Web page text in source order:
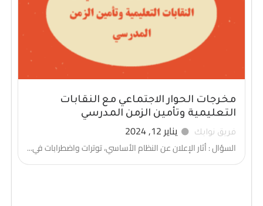
مخرجات الحوار الاجتماعي مع النقابات
التعليمية وتأمين الزمن المدرسي
فريق نوابك يناير 12, 2024
السؤال : أثار الإعلان عن النظام الأساسي، توترات واضطرابات في...